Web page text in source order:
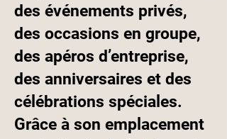
des événements privés,
des occasions en groupe,
des apéros d’entreprise,
des anniversaires et des
célébrations spéciales.
Grâce à son emplacement